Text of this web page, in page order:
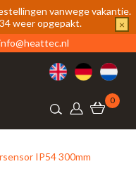
vanwege vakantie.
weer opgepakt.
×
0
IP54 300mm